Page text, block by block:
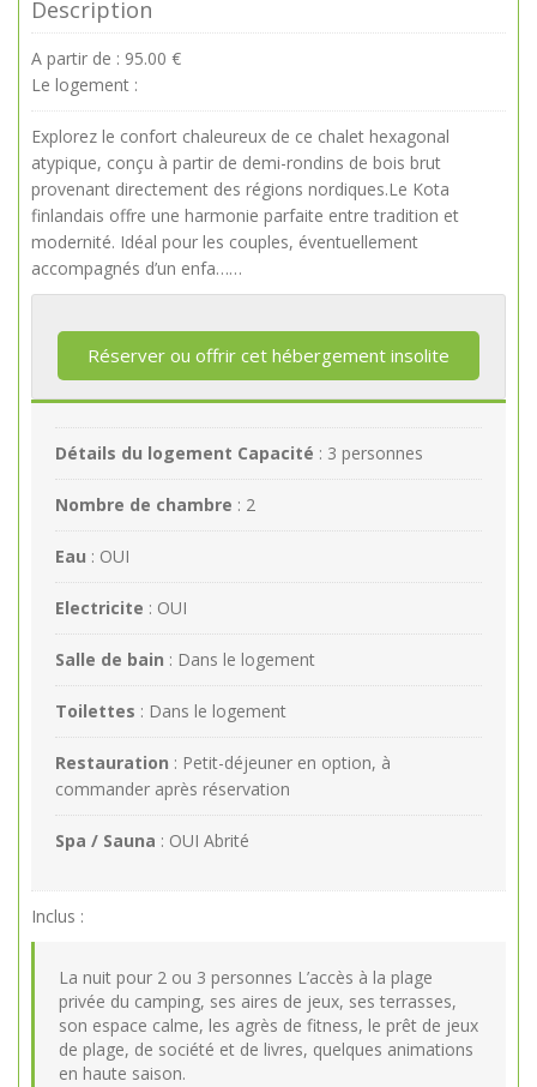
Description
A partir de : 95.00 €
Le logement :
Explorez le confort chaleureux de ce chalet hexagonal
atypique, conçu à partir de demi-rondins de bois brut
provenant directement des régions nordiques.Le Kota
finlandais offre une harmonie parfaite entre tradition et
modernité. Idéal pour les couples, éventuellement
accompagnés d’un enfa……
Réserver ou offrir cet hébergement insolite
Détails du logement Capacité : 3 personnes
Nombre de chambre : 2
Eau : OUI
Electricite : OUI
Salle de bain : Dans le logement
Toilettes : Dans le logement
Restauration : Petit-déjeuner en option, à
commander après réservation
Spa / Sauna : OUI Abrité
Inclus :
La nuit pour 2 ou 3 personnes L’accès à la plage
privée du camping, ses aires de jeux, ses terrasses,
son espace calme, les agrès de fitness, le prêt de jeux
de plage, de société et de livres, quelques animations
en haute saison.